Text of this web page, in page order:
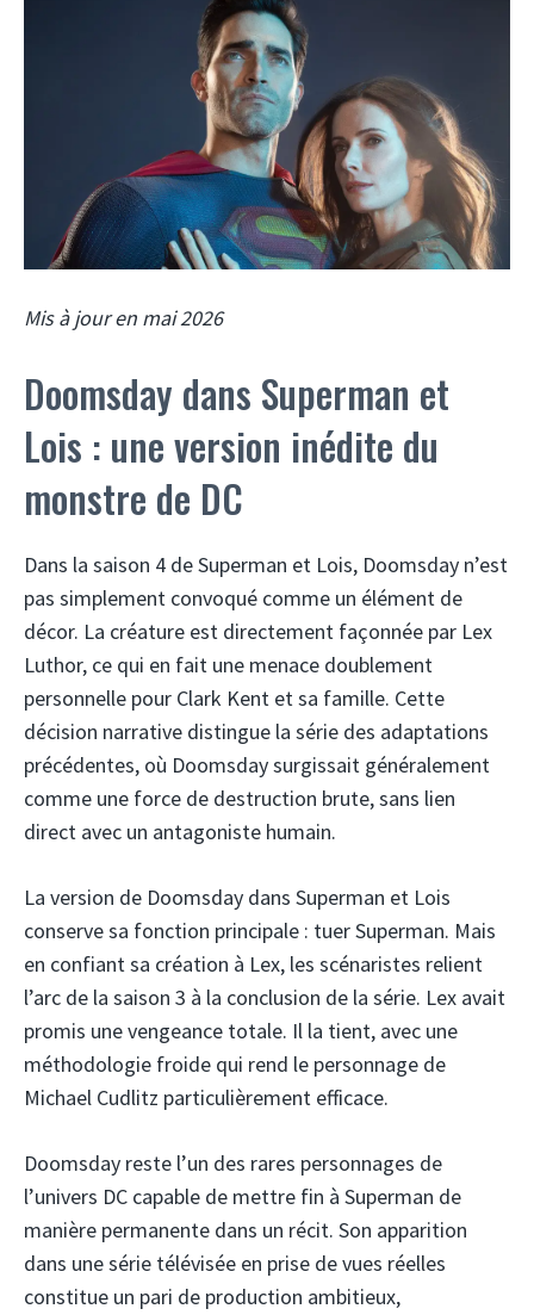
Mis à jour en mai 2026
Doomsday dans Superman et
Lois : une version inédite du
monstre de DC
Dans la saison 4 de Superman et Lois, Doomsday n’est
pas simplement convoqué comme un élément de
décor. La créature est directement façonnée par Lex
Luthor, ce qui en fait une menace doublement
personnelle pour Clark Kent et sa famille. Cette
décision narrative distingue la série des adaptations
précédentes, où Doomsday surgissait généralement
comme une force de destruction brute, sans lien
direct avec un antagoniste humain.
La version de Doomsday dans Superman et Lois
conserve sa fonction principale : tuer Superman. Mais
en confiant sa création à Lex, les scénaristes relient
l’arc de la saison 3 à la conclusion de la série. Lex avait
promis une vengeance totale. Il la tient, avec une
méthodologie froide qui rend le personnage de
Michael Cudlitz particulièrement efficace.
Doomsday reste l’un des rares personnages de
l’univers DC capable de mettre fin à Superman de
manière permanente dans un récit. Son apparition
dans une série télévisée en prise de vues réelles
constitue un pari de production ambitieux,